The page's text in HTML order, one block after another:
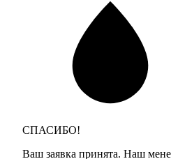
СПАСИБО!
Ваш заявка принята. Наш